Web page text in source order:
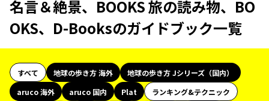
名言＆絶景、BOOKS 旅の読み物、BO
OKS、D-Booksのガイドブック一覧
すべて 地球の歩き方 海外
地球の歩き方 Jシリーズ（国内）
aruco 海外
aruco 国内 Plat
ランキング&テクニック